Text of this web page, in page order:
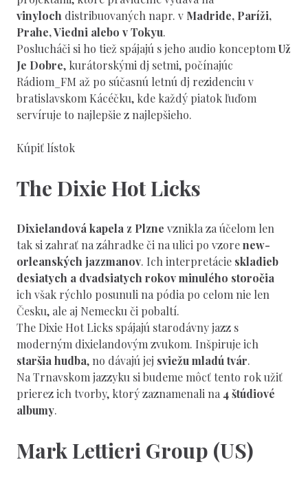
vinyloch distribuovaných napr. v Madride, Paríži,
Prahe, Viedni alebo vTokyu.
Poslucháči si ho tiež spájajú s jeho audio konceptom Už
Je Dobre, kurátorskými dj setmi, počínajúc
Rádiom_FM až po súčasnú letnú dj rezidenciu v
bratislavskom Kácéčku, kde každý piatok ľuďom
servíruje to najlepšie z najlepšieho.
Kúpiť lístok
The Dixie Hot Licks
Dixielandová kapela z Plzne vznikla za účelom len
tak si zahrať na záhradke či na ulici po vzorenew-
orleanských jazzmanov. Ich interpretácie skladieb
desiatych a dvadsiatych rokovminulého storočia
ich však rýchlo posunuli na pódia po celom nie len
Česku, ale aj Nemecku či pobaltí.
The Dixie Hot Licks spájajú starodávny jazz s
moderným dixielandovým zvukom. Inšpiruje ich
staršia hudba, no dávajú jej sviežu mladú tvár.
Na Trnavskom jazzyku si budeme môcť tento rok užiť
prierez ich tvorby, ktorý zaznamenali na 4 štúdiové
albumy.
Mark Lettieri Group (US)